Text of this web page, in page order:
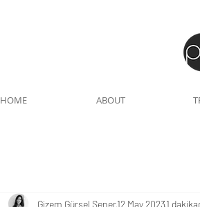
ABOUT
HOME
Gizem Gürsel Şener12 May 20231